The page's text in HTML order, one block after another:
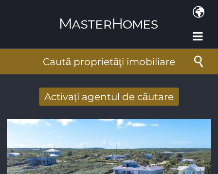
Caută proprietăţi imobiliare
Activați agentul de căutare
Adresa de e-mail